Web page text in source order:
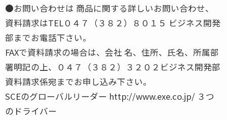
●お問い合わせは 商品に関する詳しいお問い合わせ、
資料請求はTEL０４７（３８２）８０１５ ビジネス開発
部までお電話下さい。
FAXで資料請求の場合は、会社 名、住所、氏名、所属部
署明記の上、０４７（３８２）３２０２ビジネス開発部
資料請求係宛までお申し込み下さい。
SCEのグローバルリーダー http://www.exe.co.jp/ ３つ
のドライバー